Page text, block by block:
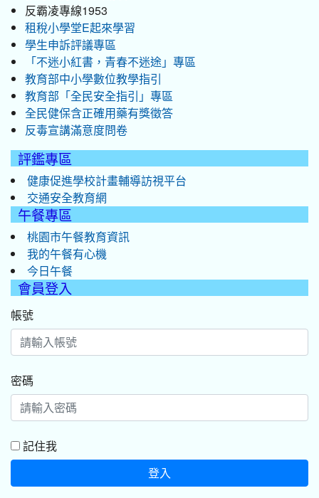
反霸凌專線1953
租稅小學堂E起來學習
學生申訴評議專區
「不迷小紅書，青春不迷途」專區
教育部中小學數位教學指引
教育部「全民安全指引」專區
全民健保含正確用藥有獎徵答
反毒宣講滿意度問卷
評鑑專區
健康促進學校計畫輔導訪視平台
交通安全教育網
午餐專區
桃園市午餐教育資訊
我的午餐有心機
今日午餐
會員登入
帳號
密碼
記住我
登入